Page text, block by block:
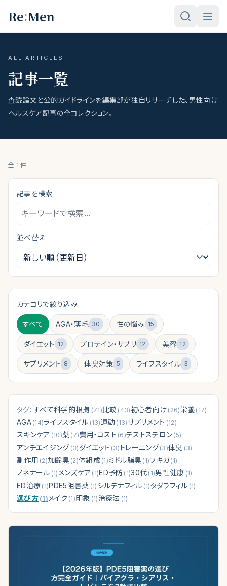
Re:Men
ALL ARTICLES
記事一覧
査読論文と公的ガイドラインを編集部が独自リサーチした、男性向け
ヘルスケア記事の全コレクション。
全 1 件
記事を検索
並べ替え
カテゴリで絞り込み
すべて AGA・薄毛 30 性の悩み 15
ダイエット 12 プロテイン・サプリ 12 美容 12
サプリメント 8 体臭対策 5 ライフスタイル 3
タグ: すべて科学的根拠 (71) 比較 ( 43)初心者向け ( 26) 栄養 ( 17)
AGA (14)ライフスタイル (13)運動 ( 13) サプリメント (12)
スキンケア (10)薬 ( 7)費用・コスト (6)テストステロン (5)
アンチエイジング (3) ダイエット (3) トレーニング(3)体臭 (3)
副作用 (2)加齢臭 (2)体組成 (1)ミドル脂臭 ( 1)ワキガ( 1)
ノネナール (1) メンズケア ( 1)ED予防 ( 1)30代 ( 1)男性健康 (1)
ED治療 ( 1)PDE5阻害薬 (1) シルデナフィル (1)タダラフィル (1)
選び方 (1 ) メイク (1)印象 (1)治療法 (1)